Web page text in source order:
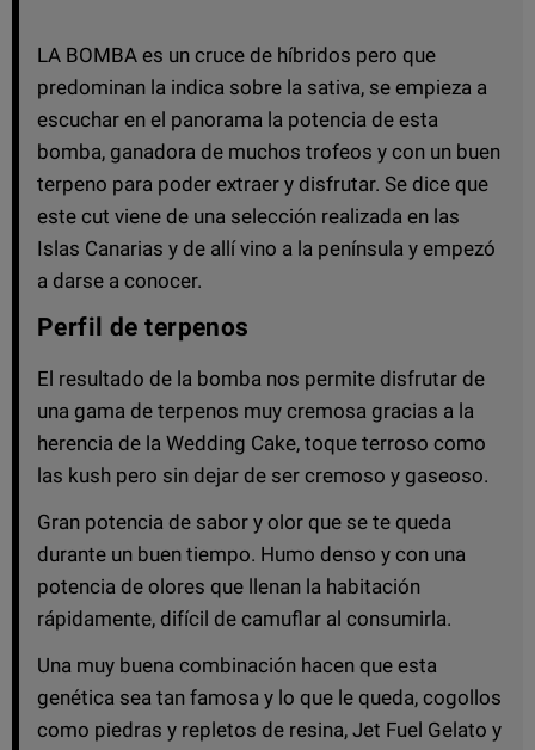
LA BOMBA es un cruce de híbridos pero que
predominan la indica sobre la sativa, se empieza a
escuchar en el panorama la potencia de esta
bomba, ganadora de muchos trofeos y con un buen
terpeno para poder extraer y disfrutar. Se dice que
este cut viene de una selección realizada en las
Islas Canarias y de allí vino a la península y empezó
a darse a conocer.
Perfil de terpenos
El resultado de la bomba nos permite disfrutar de
una gama de terpenos muy cremosa gracias a la
herencia de la Wedding Cake, toque terroso como
las kush pero sin dejar de ser cremoso y gaseoso.
Gran potencia de sabor y olor que se te queda
durante un buen tiempo. Humo denso y con una
potencia de olores que llenan la habitación
rápidamente, difícil de camuflar al consumirla.
Una muy buena combinación hacen que esta
genética sea tan famosa y lo que le queda, cogollos
como piedras y repletos de resina, Jet Fuel Gelato y